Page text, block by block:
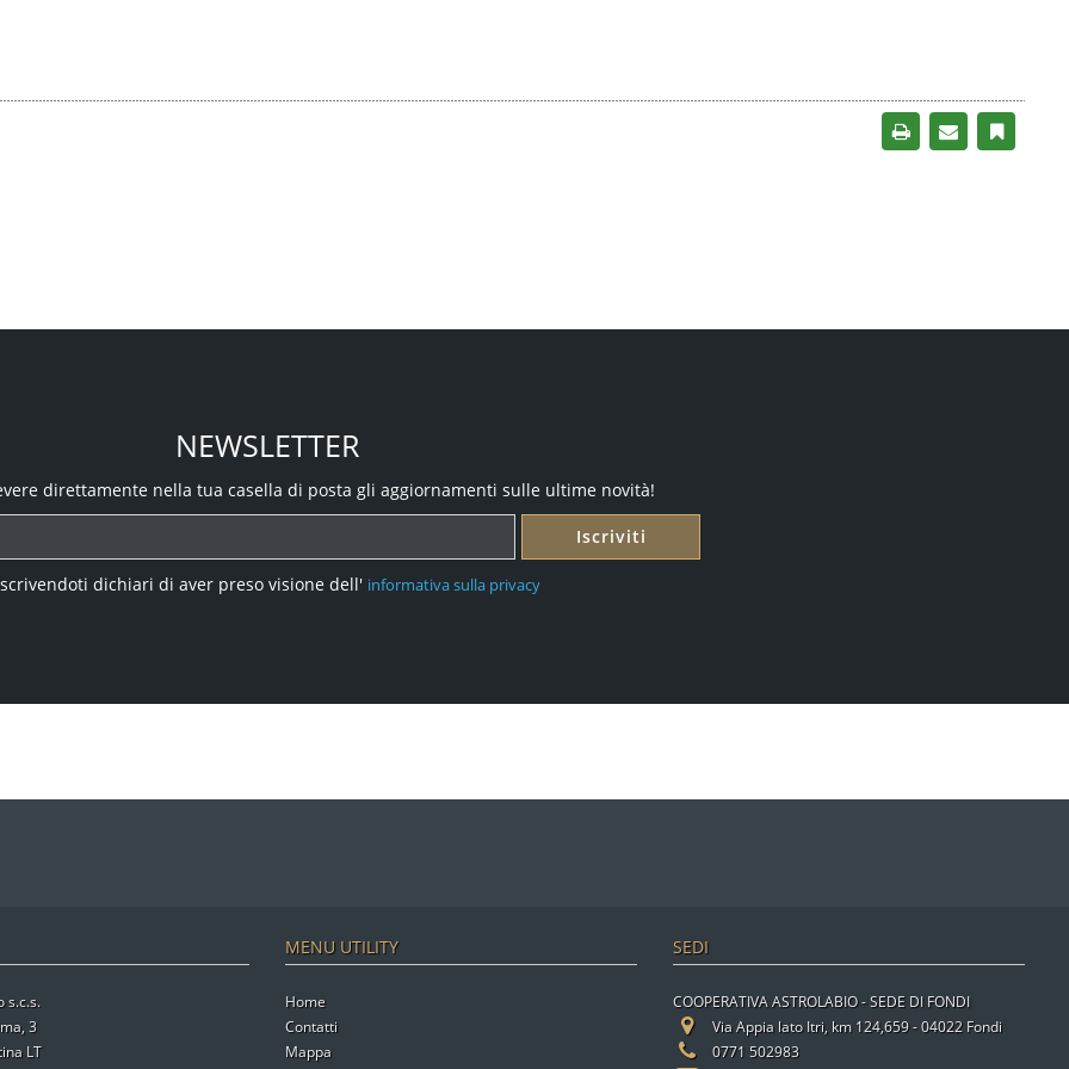
NEWSLETTER
direttamente nella tua casella di posta gli aggiornamenti sulle ultime novità!
Iscriviti
dichiari di aver preso visione dell' informativa sulla privacy
s.c.s.
3
LT
MENU UTILITY
Home
Contatti
Mappa
SEDI
COOPERATIVA ASTROLABIO - SEDE DI FONDI
Via Appia lato Itri, km 124,659 - 04022 Fondi
0771 502983